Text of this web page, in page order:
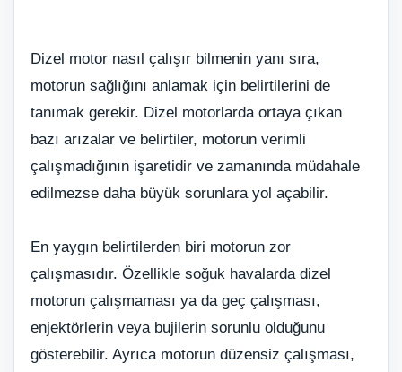
Dizel motor nasıl çalışır bilmenin yanı sıra,
motorun sağlığını anlamak için belirtilerini de
tanımak gerekir. Dizel motorlarda ortaya çıkan
bazı arızalar ve belirtiler, motorun verimli
çalışmadığının işaretidir ve zamanında müdahale
edilmezse daha büyük sorunlara yol açabilir.
En yaygın belirtilerden biri motorun zor
çalışmasıdır. Özellikle soğuk havalarda dizel
motorun çalışmaması ya da geç çalışması,
enjektörlerin veya bujilerin sorunlu olduğunu
gösterebilir. Ayrıca motorun düzensiz çalışması,